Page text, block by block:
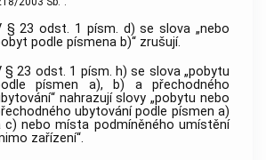
§ 23 odst. 1 písm. d) se slova „nebo
podle písmena b)“ zrušují.
§ 23 odst. 1 písm. h) se slova „pobytu
písmen a), b) a přechodného
nahrazují slovy „pobytu nebo
ubytování podle písmen a)
c) nebo místa podmíněného umístění
zařízení“.